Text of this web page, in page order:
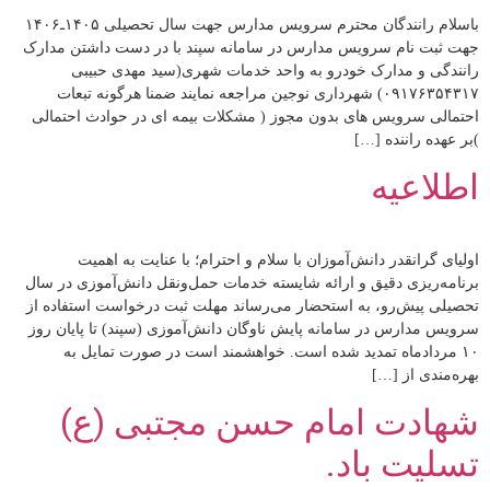
باسلام رانندگان محترم سرویس مدارس جهت سال تحصیلی ۱۴۰۵ـ۱۴۰۶
جهت ثبت نام سرویس مدارس در سامانه سپند با در دست داشتن مدارک
رانندگی و مدارک خودرو به واحد خدمات شهری(سید مهدی حبیبی
۰۹۱۷۶۳۵۴۳۱۷) شهرداری نوجین مراجعه نمایند ضمنا هرگونه تبعات
احتمالی سرویس های بدون مجوز ( مشکلات بیمه ای در حوادث احتمالی
)بر عهده راننده […]
اطلاعیه
اولیای گرانقدر دانش‌آموزان با سلام و احترام؛ با عنایت به اهمیت
برنامه‌ریزی دقیق و ارائه شایسته خدمات حمل‌ونقل دانش‌آموزی در سال
تحصیلی پیش‌رو، به استحضار می‌رساند مهلت ثبت درخواست استفاده از
سرویس مدارس در سامانه پایش ناوگان دانش‌آموزی (سپند) تا پایان روز
۱۰ مردادماه تمدید شده است. خواهشمند است در صورت تمایل به
بهره‌مندی از […]
شهادت امام حسن مجتبی (ع)
تسلیت باد.